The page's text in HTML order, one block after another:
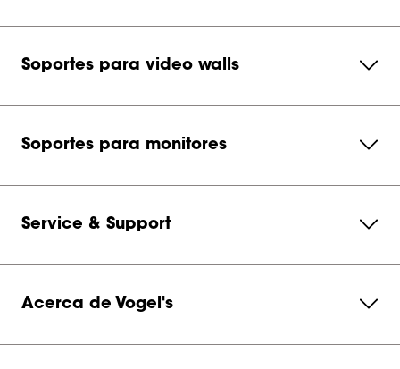
Soportes para video walls
Soportes para monitores
Service & Support
Acerca de Vogel's